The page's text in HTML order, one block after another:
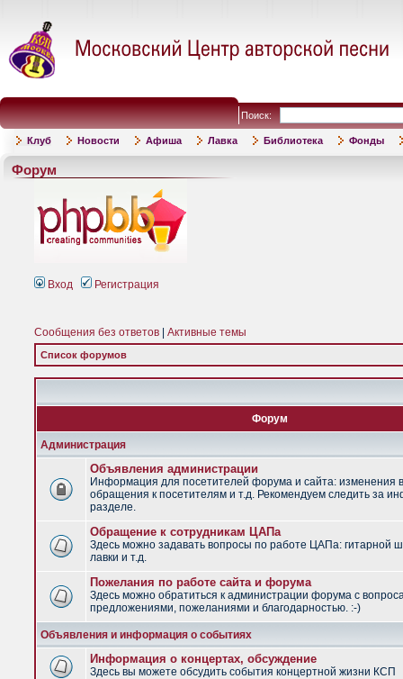
Поиск:
Клуб Новости Афиша Лавка Библиотека Фонды
Форум
Вход Регистрация
Сообщения без ответов Активные темы
Список форумов
Форум
Администрация
Объявления администрации
Информация для посетителей форума и сайта: изменения
обращения к посетителям и т.д. Рекомендуем следить за
разделе.
Обращение к сотрудникам ЦАПа
Здесь можно задавать вопросы по работе ЦАПа: гитарной
лавки и т.д.
Пожелания по работе сайта и форума
Здесь можно обратиться к администрации форума с
предложениями, пожеланиями и благодарностью. :-)
Объявления и информация о событиях
Информация о концертах, обсуждение
Здесь вы можете обсудить события концертной жизни КСП